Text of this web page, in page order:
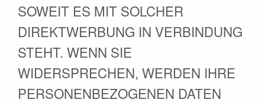
SOWEIT ES MIT SOLCHER
DIREKTWERBUNG IN VERBINDUNG
STEHT. WENN SIE
WIDERSPRECHEN, WERDEN IHRE
PERSONENBEZOGENEN DATEN